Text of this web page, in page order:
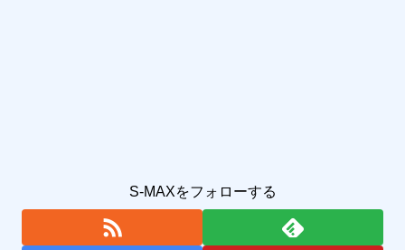
S-MAXをフォローする